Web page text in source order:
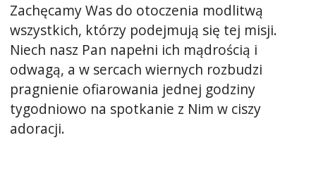
Zachęcamy Was do otoczenia modlitwą
wszystkich, którzy podejmują się tej misji.
Niech nasz Pan napełni ich mądrością i
odwagą, a w sercach wiernych rozbudzi
pragnienie ofiarowania jednej godziny
tygodniowo na spotkanie z Nim w ciszy
adoracji.